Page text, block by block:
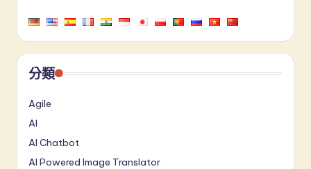
分類
Agile
AI
AI Chatbot
AI Powered Image Translator